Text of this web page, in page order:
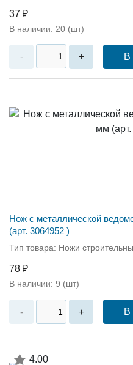
37 ₽
В наличии: 20 (шт)
- + В
Нож с металлической
(арт. 3064952 )
Тип товара: Ножи
78 ₽
В наличии: 9 (шт)
- + В
4.00